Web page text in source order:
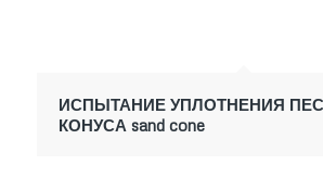
ИСПЫТАНИЕ УПЛОТНЕНИЯ
КОНУСА sand cone